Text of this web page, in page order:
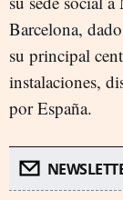
Barcelona,
su principal
instalaciones,
por España.